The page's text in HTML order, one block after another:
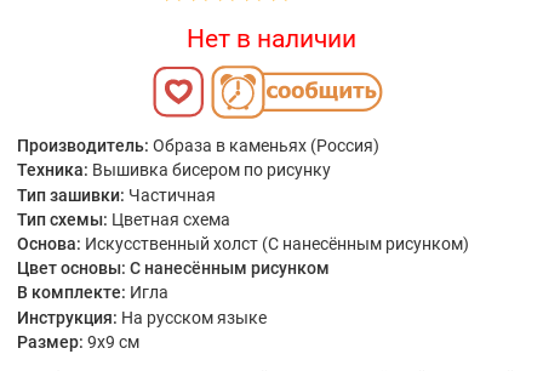
Нет в наличии
Производитель: Образа в каменьях (Россия)
Техника: Вышивка бисером по рисунку
Тип зашивки: Частичная
Тип схемы: Цветная схема
Основа: Искусственный холст (С нанесённым рисунком)
Цвет основы: С нанесённым рисунком
В комплекте: Игла
Инструкция: На русском языке
Размер: 9x9 см